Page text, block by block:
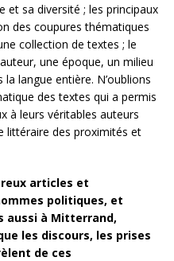
et sa diversité ; les principaux
des coupures thématiques
collection de textes ; le
une époque, un milieu
langue entière. N’oublions
des textes qui a permis
à leurs véritables auteurs
littéraire des proximités et
articles et
politiques, et
aussi à Mitterrand,
les discours, les prises
de ces